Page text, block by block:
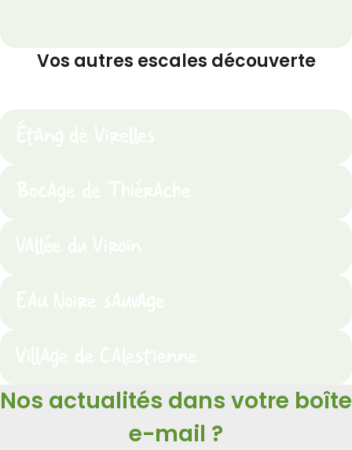
Vos autres escales découverte
Nos actualités dans votre boîte
e-mail ?